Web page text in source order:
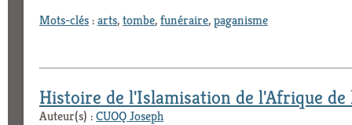
Mots-clés:arts,tombe,funéraire,paganisme
Histoire de l'Islamisation de l'Afrique de
Auteur(s) :CUOQ Joseph